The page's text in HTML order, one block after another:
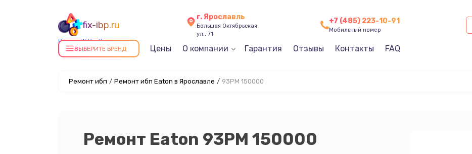
fix-ibp.ru
Ремонт ИБП в Ярославле
г. Ярославль
Большая Октябрьская
ул., 71
+7 (485) 223-10-91
Мобильный номер
ВЫБЕРИТЕ БРЕНД Цены О компании Гарантия Отзывы Контакты FAQ
Ремонт ибп / Ремонт ибп Eaton в Ярославле / 93PM 150000
Ремонт Eaton 93PM 150000